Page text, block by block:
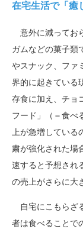
在宅生活で「癒
意外に減ってお
ガムなどの菓子類
やスナック、ファ
界的に起きている
存食に加え、チョ
フード」（＝食べ
上が急増している
粛が強化された場
速すると予想され
の売上がさらに大
自宅にこもらざ
者は食べることで